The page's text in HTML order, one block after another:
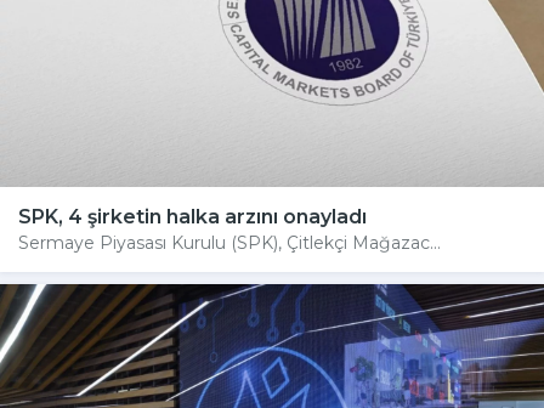
SPK, 4 şirketin halka arzını onayladı
Sermaye Piyasası Kurulu (SPK), Çitlekçi Mağazac...